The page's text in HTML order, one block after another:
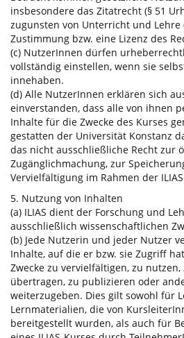
insbesondere das Zitatrecht (§ 51
zugunsten von Unterricht und Lehre
Zustimmung bzw. eine Lizenz des
(c) NutzerInnen dürfen
vollständig einstellen, wenn sie
innehaben.
(d) Alle NutzerInnen erklären sich
einverstanden, dass alle von ihnen
Inhalte für die Zwecke des Kurses
gestatten der Universität Konstanz
das nicht ausschließliche Recht zur
Zugänglichmachung, zur
Vervielfältigung im Rahmen der
5. Nutzung von Inhalten
(a) ILIAS dient der Forschung und
ausschließlich wissenschaftlichen
(b) Jede Nutzerin und jeder Nutzer
Inhalte, auf die er bzw. sie Zugriff
Zwecke zu vervielfältigen, zu nutzen,
übertragen, zu publizieren oder
weiterzugeben. Dies gilt sowohl für
Lernmaterialien, die von
bereitgestellt wurden, als auch für